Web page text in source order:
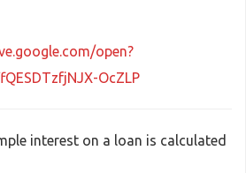
open?
OcZLP
interest on a loan is calculated